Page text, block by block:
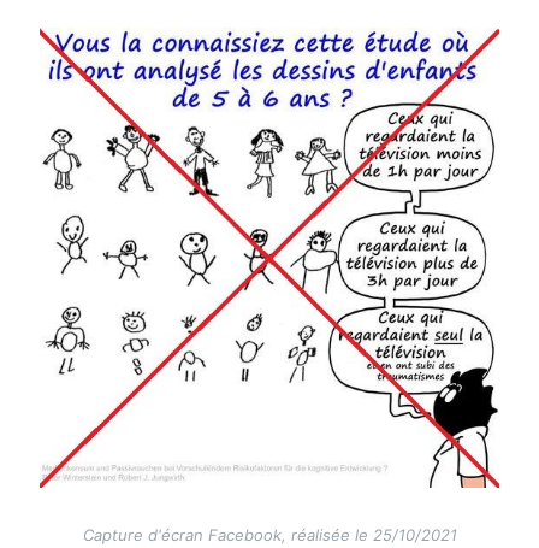
Image
Capture d'écran Facebook, réalisée le 25/10/2021